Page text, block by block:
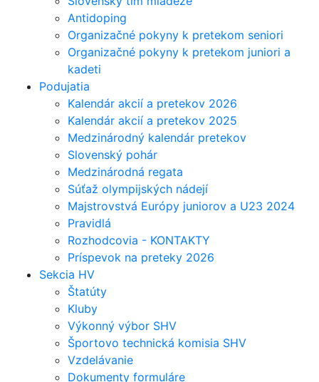
Antidoping
Organizačné pokyny k pretekom seniori
Organizačné pokyny k pretekom juniori a
kadeti
Podujatia
Kalendár akcií a pretekov 2026
Kalendár akcií a pretekov 2025
Medzinárodný kalendár pretekov
Slovenský pohár
Medzinárodná regata
Súťaž olympijských nádejí
Majstrovstvá Európy juniorov a U23 2024
Pravidlá
Rozhodcovia - KONTAKTY
Príspevok na preteky 2026
Sekcia HV
Štatúty
Kluby
Výkonný výbor SHV
Športovo technická komisia SHV
Vzdelávanie
Dokumenty formuláre